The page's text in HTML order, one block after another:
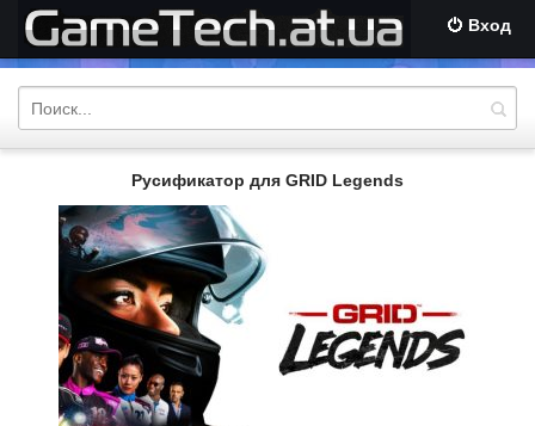
Вход
Русификатор для GRID Legends